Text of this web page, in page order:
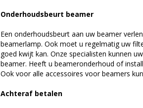
Onderhoudsbeurt beamer
Een onderhoudsbeurt aan uw beamer
beamerlamp. Ook moet u regelmatig uw
goed kwijt kan. Onze specialisten kunnen
beamer. Heeft u beameronderhoud of
Ook voor alle accessoires voor beamers
Achteraf betalen